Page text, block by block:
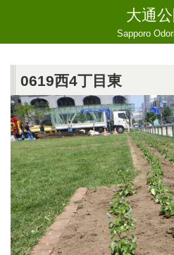
大通
Sapporo
0619西4丁目東